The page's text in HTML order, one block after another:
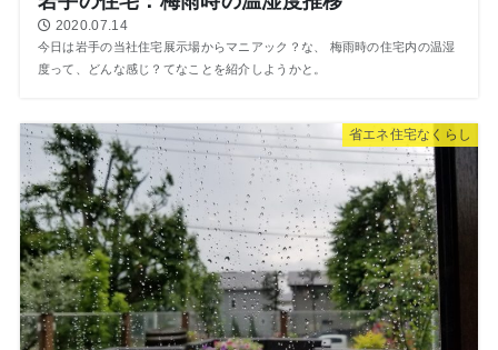
2020.07.14
今日は岩手の当社住宅展示場からマニアック？な、 梅雨時の住宅内の温湿
度って、どんな感じ？てなことを紹介しようかと。
省エネ住宅なくらし